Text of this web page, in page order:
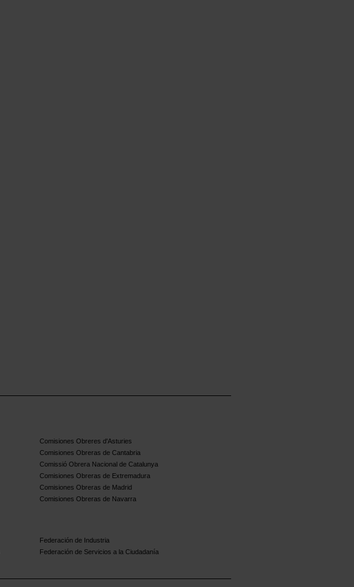
Comisiones Obreres d'Asturies
Comisiones Obreras de Cantabria
Comissió Obrera Nacional de Catalunya
Comisiones Obreras de Extremadura
Comisiones Obreras de Madrid
Comisiones Obreras de Navarra
Federación de Industria
Federación de Servicios a la Ciudadanía